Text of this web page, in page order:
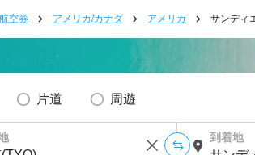
空券 アメリカ/カナダ アメリカ サンディ
片道 周遊
到着地